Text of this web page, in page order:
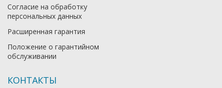
Согласие на обработку
персональных данных
Расширенная гарантия
Положение о гарантийном
обслуживании
КОНТАКТЫ